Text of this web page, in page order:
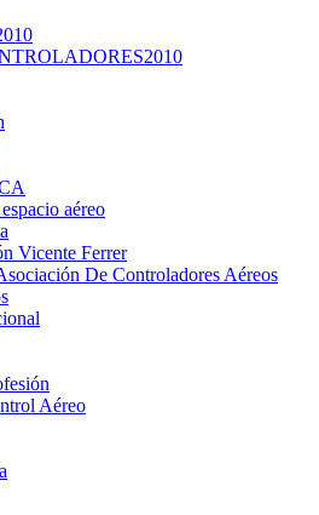
aéreo
Vicente Ferrer
De Controladores Aéreos
Aéreo